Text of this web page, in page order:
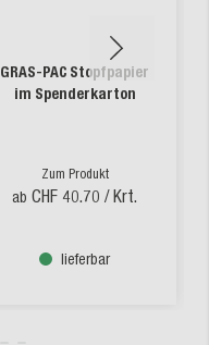
GRAS-PAC Stopfpapier
im Spenderkarton
Zum Produkt
ab CHF 40.70 / Krt.
lieferbar